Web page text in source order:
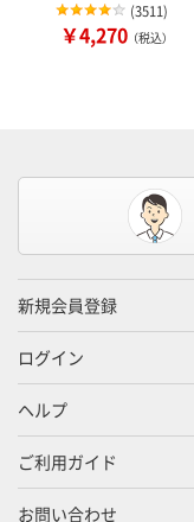
(3511)
￥4,270 （税込）
新規会員登録
ログイン
ヘルプ
ご利用ガイド
お問い合わせ